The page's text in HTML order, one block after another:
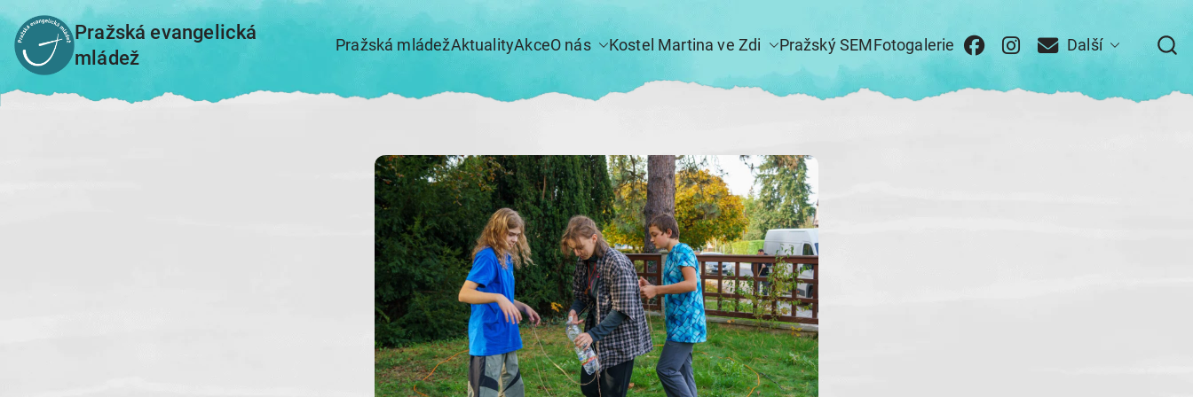
Přeskočit
na
obsah
Pražská evangelická
mládež
Pražská mládežAktualityAkceO nás Kostel Martina ve Zdi Pražský SEMFotogalerie Další